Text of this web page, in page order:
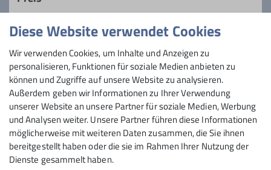
Fitness.
Maximale Teilnehmeranzahl
30
Sektion
Diese Website verwendet Cookies
Wir verwenden Cookies, um Inhalte und Anzeigen zu
personalisieren, Funktionen für soziale Medien anbieten zu
können und Zugriffe auf unsere Website zu analysieren.
Außerdem geben wir Informationen zu Ihrer Verwendung
unserer Website an unsere Partner für soziale Medien, Werbung
und Analysen weiter. Unsere Partner führen diese Informationen
möglicherweise mit weiteren Daten zusammen, die Sie ihnen
bereitgestellt haben oder die sie im Rahmen Ihrer Nutzung der
Dienste gesammelt haben.